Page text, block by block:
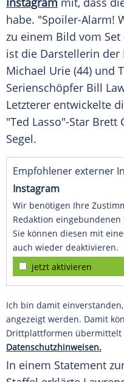
habe. "Spoiler-Alarm!
zu einem Bild vom
ist die Darstellerin der
Michael Urie (44) und
Serienschöpfer Bill
Letzterer entwickelte
"Ted Lasso"-Star Brett
Segel.
Empfohlener externer
Instagram
Wir benötigen Ihre
Redaktion
Sie können diesen mit
auch wieder deaktivieren.
jetzt aktivieren
Ich bin damit
angezeigt werden. Damit
Drittplattformen übermittelt
Datenschutzhinweisen.
In einem Statement